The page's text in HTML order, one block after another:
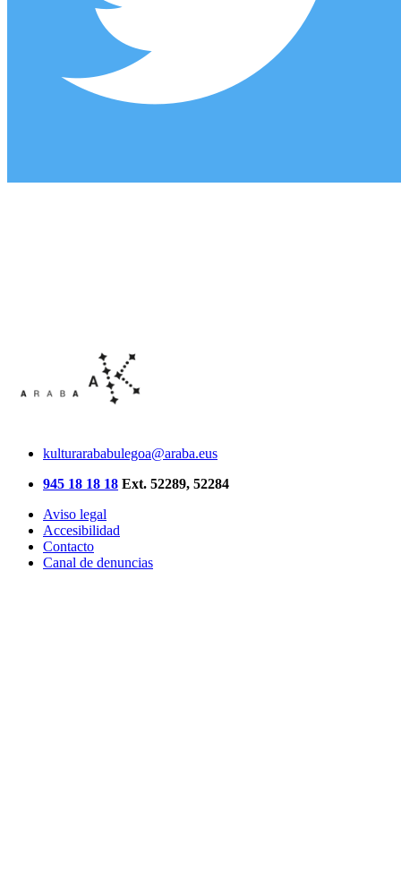
kulturarababulegoa@araba.eus
945 18 18 18 Ext. 52289, 52284
Aviso legal
Accesibilidad
Contacto
Canal de denuncias